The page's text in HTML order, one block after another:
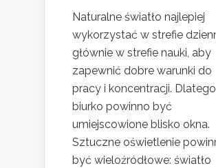
Naturalne światło najlepiej
wykorzystać w strefie
głównie w strefie nauki, aby
zapewnić dobre warunki do
pracy i koncentracji. Dlatego
biurko powinno być
umiejscowione blisko okna.
Sztuczne oświetlenie
być wieloźródłowe: światło